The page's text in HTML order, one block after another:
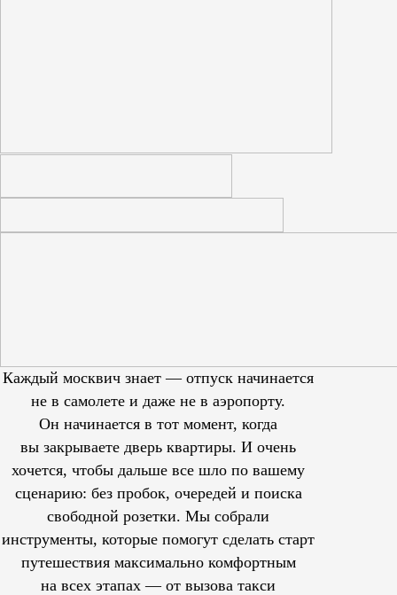
Каждый москвич знает — отпуск начинается
не в самолете и даже не в аэропорту.
Он начинается в тот момент, когда
вы закрываете дверь квартиры. И очень
хочется, чтобы дальше все шло по вашему
сценарию: без пробок, очередей и поиска
свободной розетки. Мы собрали
инструменты, которые помогут сделать старт
путешествия максимально комфортным
на всех этапах — от вызова такси